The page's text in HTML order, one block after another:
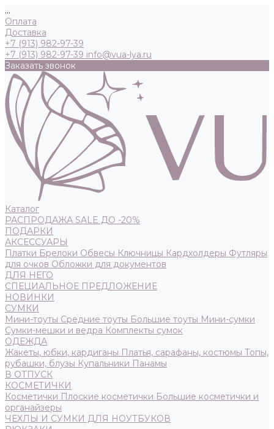
...
Оплата
Доставка
+7 (913) 982-97-39
+7 (913) 982-97-39 info@vua-lya.ru
Заказать звонок
Каталог
РАСПРОДАЖА SALE ДО -20%
ПОДАРКИ
АКСЕССУАРЫ
Платки Брелоки Обвесы Ключницы Кардхолдеры Футляры
для очков Обложки для документов
ДЛЯ НЕГО
СПЕЦИАЛЬНОЕ ПРЕДЛОЖЕНИЕ
НОВИНКИ
СУМКИ
Мини-тоуты Средние тоуты Большие тоуты Мини-сумки
Сумки-мешки и ведра Комплекты сумок
ОДЕЖДА
Жакеты, юбки, кардиганы Платья, сарафаны, костюмы Топы,
рубашки, блузы Купальники Панамы
В ОТПУСК
КОСМЕТИЧКИ
Косметички Плоские косметички Большие косметички и
органайзеры
ЧЕХЛЫ И СУМКИ ДЛЯ НОУТБУКОВ